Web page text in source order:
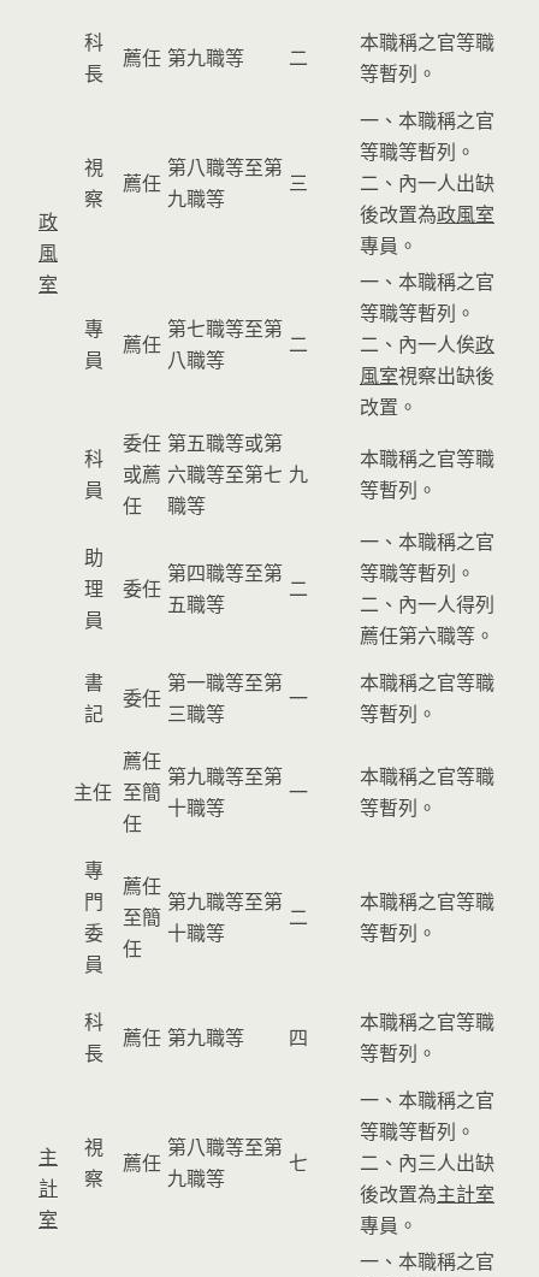
政
風
室
科
長
薦任 第九職等 二
本職稱之官等職
等暫列。
視
察
薦任
第八職等至第
九職等
三
一、本職稱之官
等職等暫列。
二、內一人出缺
後改置為政風室
專員。
專
員
薦任
第七職等至第
八職等
二
一、本職稱之官
等職等暫列。
二、內一人俟政
風室視察出缺後
改置。
科
員
委任
或薦
任
第五職等或第
六職等至第七
職等
九
本職稱之官等職
等暫列。
助
理
員
委任
第四職等至第
五職等
二
一、本職稱之官
等職等暫列。
二、內一人得列
薦任第六職等。
書
記
委任
第一職等至第
三職等
一
本職稱之官等職
等暫列。
主
計
室
主任
薦任
至簡
任
第九職等至第
十職等
一
本職稱之官等職
等暫列。
專
門
委
員
薦任
至簡
任
第九職等至第
十職等
二
本職稱之官等職
等暫列。
科
長
薦任 第九職等 四
本職稱之官等職
等暫列。
視
察
薦任
第八職等至第
九職等
七
一、本職稱之官
等職等暫列。
二、內三人出缺
後改置為主計室
專員。
一、本職稱之官